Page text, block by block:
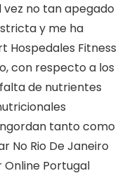
no tan apegado
y me ha
Hospedales Fitness
con respecto a los
de nutrientes
tanto como
No Rio De Janeiro
Online Portugal